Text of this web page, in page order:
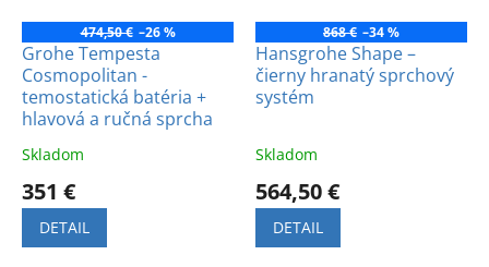
474,50 € –26 %
Grohe Tempesta
Cosmopolitan -
temostatická batéria +
hlavová a ručná sprcha
Skladom
351 €
DETAIL
868 € –34 %
Hansgrohe Shape –
čierny hranatý sprchový
systém
Skladom
564,50 €
DETAIL